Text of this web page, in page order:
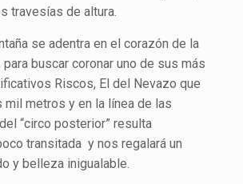
travesías de altura.
se adentra en el corazón de la
buscar coronar uno de sus más
Riscos, El del Nevazo que
metros y en la línea de las
“circo posterior” resulta
transitada y nos regalará un
y belleza inigualable.